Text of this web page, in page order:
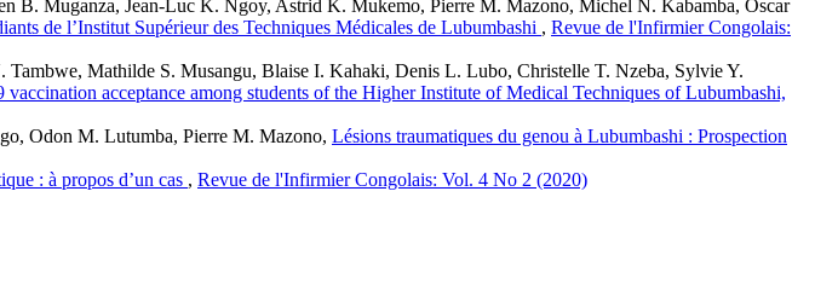
B. Muganza, Jean-Luc K. Ngoy, Astrid K. Mukemo, Pierre M. Mazono, Michel N. Kabamba, Oscar
de l’Institut Supérieur des Techniques Médicales de Lubumbashi , Revue de l'Infirmier Congolais:
Mathilde S. Musangu, Blaise I. Kahaki, Denis L. Lubo, Christelle T. Nzeba, Sylvie Y.
vaccination acceptance among students of the Higher Institute of Medical Techniques of Lubumbashi,
Odon M. Lutumba, Pierre M. Mazono, Lésions traumatiques du genou à Lubumbashi : Prospection
: à propos d’un cas , Revue de l'Infirmier Congolais: Vol. 4 No 2 (2020)